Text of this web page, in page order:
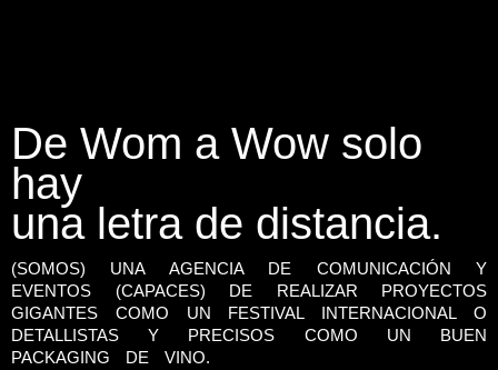
De Wom a Wow solo
hay
una letra de distancia.
(SOMOS) UNA AGENCIA DE COMUNICACIÓN Y
EVENTOS (CAPACES) DE REALIZAR PROYECTOS
GIGANTES COMO UN FESTIVAL INTERNACIONAL O
DETALLISTAS Y PRECISOS COMO UN BUEN
PACKAGING DE VINO.